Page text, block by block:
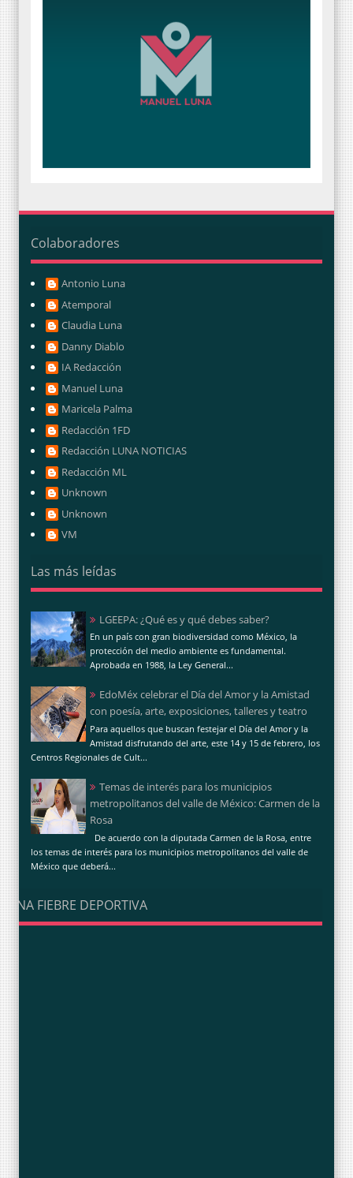
Colaboradores
Antonio Luna
Atemporal
Claudia Luna
Danny Diablo
IA Redacción
Manuel Luna
Maricela Palma
Redacción 1FD
Redacción LUNA NOTICIAS
Redacción ML
Unknown
Unknown
VM
Las más leídas
LGEEPA: ¿Qué es y qué debes saber?
En un país con gran biodiversidad como México, la
protección del medio ambiente es fundamental.
Aprobada en 1988, la Ley General...
EdoMéx celebrar el Día del Amor y la Amistad
con poesía, arte, exposiciones, talleres y teatro
Para aquellos que buscan festejar el Día del Amor y la
Amistad disfrutando del arte, este 14 y 15 de febrero, los
Centros Regionales de Cult...
Temas de interés para los municipios
metropolitanos del valle de México: Carmen de la
Rosa
De acuerdo con la diputada Carmen de la Rosa, entre
los temas de interés para los municipios metropolitanos del valle de
México que deberá...
UNA FIEBRE DEPORTIVA